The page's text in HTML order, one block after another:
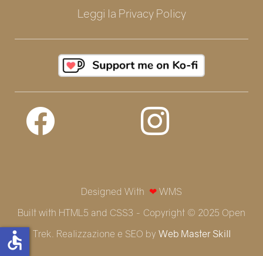
Leggi la Privacy Policy
Designed With ❤ WMS
Built with HTML5 and CSS3 - Copyright © 2025 Open
Trek. Realizzazione e SEO by Web Master Skill
accessible